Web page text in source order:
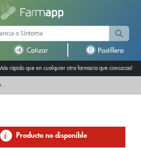
rápido que en cualquier otra farmacia que conozcas!
Producto no disponible